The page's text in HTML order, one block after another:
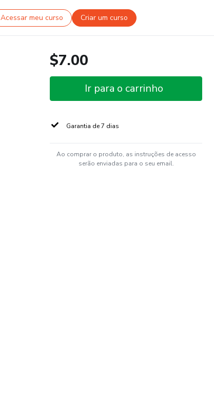
Acessar meu curso Criar um curso
$7.00
Ir para o carrinho
Garantia de 7 dias
Ao comprar o produto, as instruções de acesso
serão enviadas para o seu email.